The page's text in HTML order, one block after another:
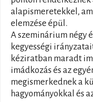
alapismeretekkel,
elemzése épül.
A szeminárium négy
kegyességi
kéziratban maradt
imádkozás és az
megismerkednek a
hagyományokkal és